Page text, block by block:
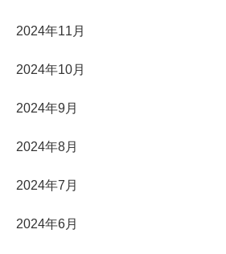
2024年11月
2024年10月
2024年9月
2024年8月
2024年7月
2024年6月